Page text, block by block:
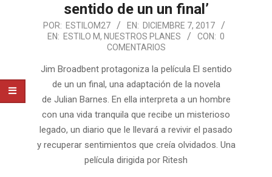
sentido de un un final’
2017-
12-
POR: ESTILOM27 EN: DICIEMBRE 7, 2017
EN: ESTILO M, NUESTROS PLANES CON: 0
COMENTARIOS
Jim Broadbent protagoniza la película El sentido
de un un final, una adaptación de la novela
de Julian Barnes. En ella interpreta a un hombre
con una vida tranquila que recibe un misterioso
legado, un diario que le llevará a revivir el pasado
y recuperar sentimientos que creía olvidados. Una
película dirigida por Ritesh